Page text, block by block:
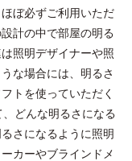
ぼ必ずご利用いただ
計の中で部屋の明る
照明デザイナーや照
な場合には、明るさ
トを使っていただく
どんな明るさになる
さになるように照明
カーやブラインドメ